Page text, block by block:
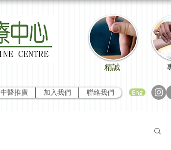
精誠
中醫推廣 加入我們 聯絡我們 Eng